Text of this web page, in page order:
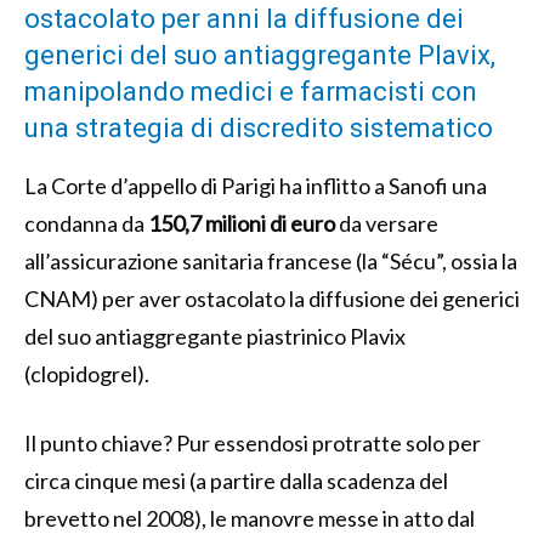
ostacolato per anni la diffusione dei
generici del suo antiaggregante Plavix,
manipolando medici e farmacisti con
una strategia di discredito sistematico
La Corte d’appello di Parigi ha inflitto a Sanofi una
condanna da 150,7 milioni di euroda versare
all’assicurazione sanitaria francese (la “Sécu”, ossia la
CNAM) per aver ostacolato la diffusione dei generici
del suo antiaggregante piastrinico Plavix
(clopidogrel).
Il punto chiave? Pur essendosi protratte solo per
circa cinque mesi (a partire dalla scadenza del
brevetto nel 2008), le manovre messe in atto dal